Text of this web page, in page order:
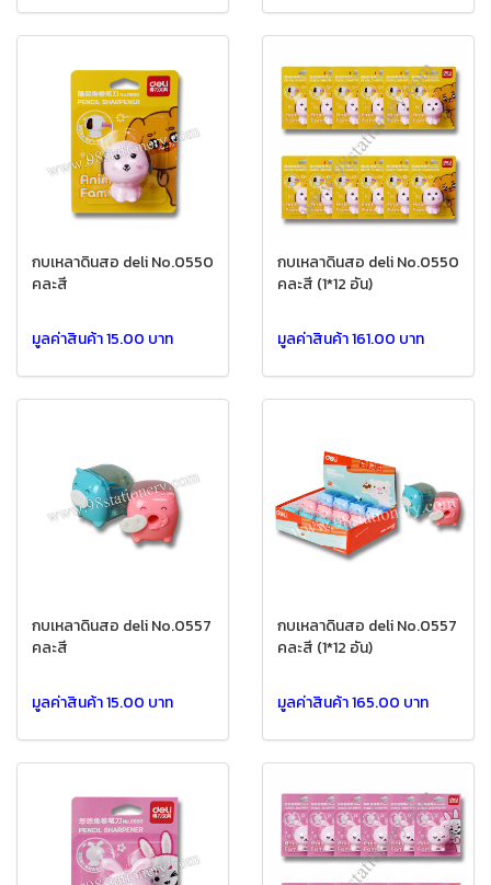
กบเหลาดินสอ deli No.0550
คละสี
มูลค่าสินค้า 15.00 บาท
กบเหลาดินสอ deli No.0550
คละสี (1*12 อัน)
มูลค่าสินค้า 161.00 บาท
กบเหลาดินสอ deli No.0557
คละสี
มูลค่าสินค้า 15.00 บาท
กบเหลาดินสอ deli No.0557
คละสี (1*12 อัน)
มูลค่าสินค้า 165.00 บาท